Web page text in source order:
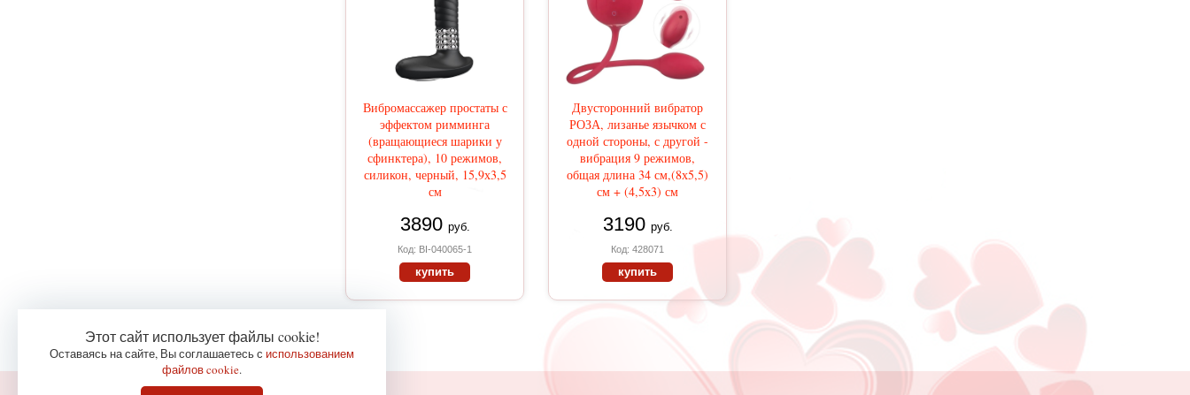
Вибромассажер простаты с
эффектом римминга
(вращающиеся шарики у
сфинктера), 10 режимов,
силикон, черный, 15,9х3,5
см
3890 руб.
Код: BI-040065-1
купить
Двусторонний вибратор
РОЗА, лизанье язычком с
одной стороны, с другой -
вибрация 9 режимов,
общая длина 34 см,(8х5,5)
см + (4,5х3) см
3190 руб.
Код: 428071
купить
Этот сайт использует файлы cookie!
Оставаясь на сайте, Вы соглашаетесь с использованием
файлов cookie.